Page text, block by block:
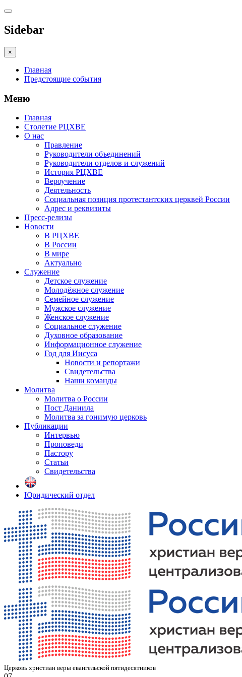
Sidebar
×
Главная
Предстоящие события
Меню
Главная
Столетие РЦХВЕ
О нас
Правление
Руководители объединений
Руководители отделов и служений
История РЦХВЕ
Вероучение
Деятельность
Социальная позиция протестантских церквей России
Адрес и реквизиты
Пресс-релизы
Новости
В РЦХВЕ
В России
В мире
Актуально
Служение
Детское служение
Молодёжное служение
Семейное служение
Мужское служение
Женское служение
Социальное служение
Духовное образование
Информационное служение
Год для Иисуса
Новости и репортажи
Свидетельства
Наши команды
Молитва
Молитва о России
Пост Даниила
Молитва за гонимую церковь
Публикации
Интервью
Проповеди
Пастору
Статьи
Свидетельства
Юридический отдел
Церковь христиан веры евангельской пятидесятников